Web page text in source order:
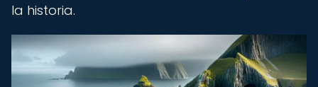
la historia.